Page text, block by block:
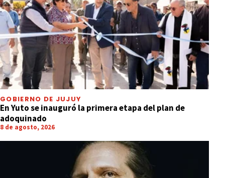
GOBIERNO DE JUJUY
En Yuto se inauguró la primera etapa del plan de
adoquinado
8 de agosto, 2026